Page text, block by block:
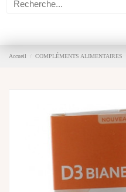
Accueil COMPLÉMENTS ALIMENTAIRES